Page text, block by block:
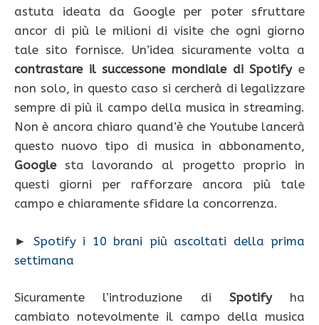
astuta ideata da Google per poter sfruttare
ancor di più le milioni di visite che ogni giorno
tale sito fornisce. Un’idea sicuramente volta a
contrastare il successone mondiale di Spotifye
non solo, in questo caso si cercherà di legalizzare
sempre di più il campo della musica in streaming.
Non è ancora chiaro quand’è che Youtube lancerà
questo nuovo tipo di musica in abbonamento,
Googlesta lavorando al progetto proprio in
questi giorni per rafforzare ancora più tale
campo e chiaramente sfidare la concorrenza.
► Spotify i 10 brani più ascoltati della prima
settimana
Sicuramente l’introduzione di Spotify ha
cambiato notevolmente il campo della musica